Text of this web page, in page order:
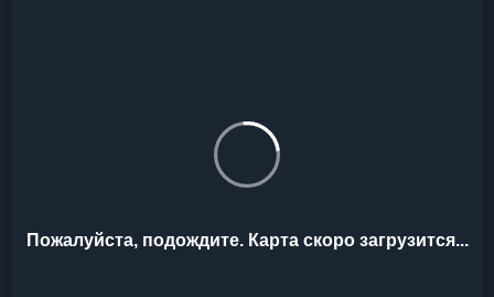
Пожалуйста, подождите. Карта скоро загрузится...